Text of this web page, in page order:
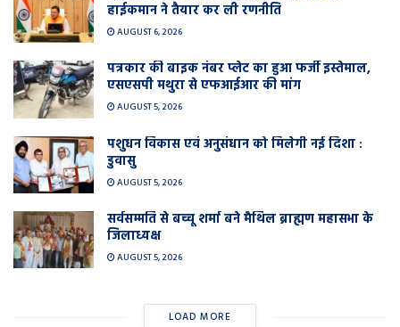
हाईकमान ने तैयार कर ली रणनीति
AUGUST 6, 2026
पत्रकार की बाइक नंबर प्लेट का हुआ फर्जी इस्तेमाल,
एसएसपी मथुरा से एफआईआर की मांग
AUGUST 5, 2026
पशुधन विकास एवं अनुसंधान को मिलेगी नई दिशा :
डुवासु
AUGUST 5, 2026
सर्वसम्मति से बच्चू शर्मा बने मैथिल ब्राह्मण महासभा के
जिलाध्यक्ष
AUGUST 5, 2026
LOAD MORE